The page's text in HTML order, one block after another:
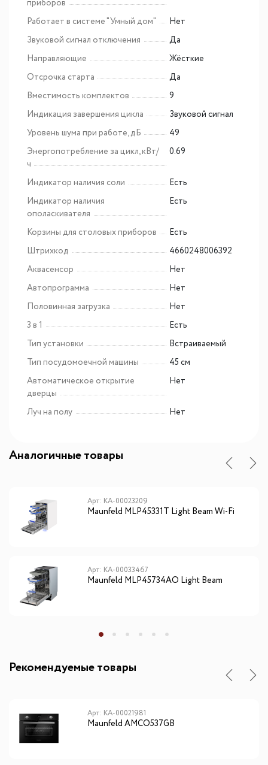
приборов
Работает в системе "Умный дом"
Нет
Звуковой сигнал отключения
Да
Направляющие
Жёсткие
Отсрочка старта
Да
Вместимость комплектов
9
Индикация завершения цикла
Звуковой сигнал
Уровень шума при работе, дБ
49
Энергопотребление за цикл, кВт/
ч
0.69
Индикатор наличия соли
Есть
Индикатор наличия
ополаскивателя
Есть
Корзины для столовых приборов
Есть
Штрихкод
4660248006392
Аквасенсор
Нет
Автопрограмма
Нет
Половинная загрузка
Нет
3 в 1
Есть
Тип установки
Встраиваемый
Тип посудомоечной машины
45 см
Автоматическое открытие
дверцы
Нет
Луч на полу Нет
Аналогичные товары
Арт: КА-00023209
Maunfeld MLP45331T Light Beam Wi-Fi
Арт: КА-00033467
Maunfeld MLP45734AO Light Beam
Рекомендуемые товары
Арт: КА-00021981
Maunfeld AMCO537GB